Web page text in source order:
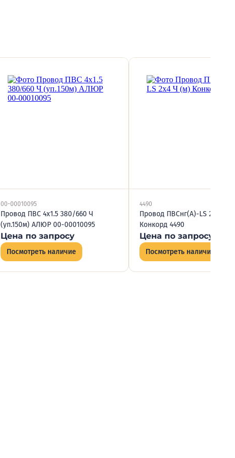
00-00010095
Провод ПВС 4х1.5 380/660 Ч
(уп.150м) АЛЮР 00-00010095
Цена по запросу
Посмотреть наличие
4490
Провод ПВСнг(А)-LS 2х4 Ч
Конкорд 4490
Цена по запросу
Посмотреть наличие